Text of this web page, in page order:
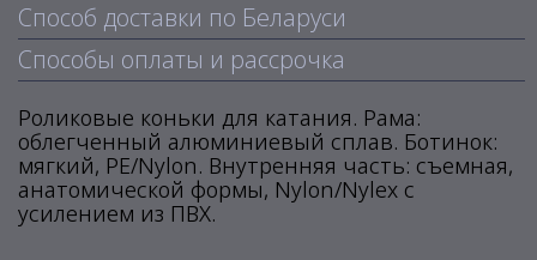
Способ доставки по Беларуси
Способы оплаты и рассрочка
Роликовые коньки для катания. Рама:
облегченный алюминиевый сплав. Ботинок:
мягкий, PE/Nylon. Внутренняя часть: съемная,
анатомической формы, Nylon/Nylex с
усилением из ПВХ.